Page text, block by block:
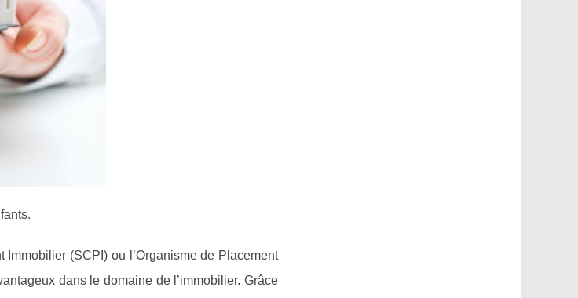
(SCPI) ou l’Organisme de Placement
dans le domaine de l’immobilier. Grâce